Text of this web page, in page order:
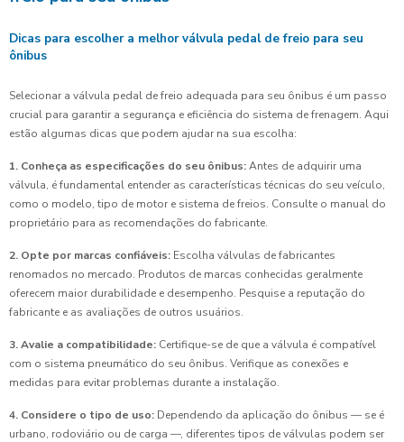
Dicas para escolher a melhor válvula pedal de freio para seu
ônibus
Selecionar a válvula pedal de freio adequada para seu ônibus é um passo
crucial para garantir a segurança e eficiência do sistema de frenagem. Aqui
estão algumas dicas que podem ajudar na sua escolha:
1. Conheça as especificações do seu ônibus:Antes de adquirir uma
válvula, é fundamental entender as características técnicas do seu veículo,
como o modelo, tipo de motor e sistema de freios. Consulte o manual do
proprietário para as recomendações do fabricante.
2. Opte por marcas confiáveis: Escolha válvulas de fabricantes
renomados no mercado. Produtos de marcas conhecidas geralmente
oferecem maior durabilidade e desempenho. Pesquise a reputação do
fabricante e as avaliações de outros usuários.
3. Avalie a compatibilidade: Certifique-se de que a válvula é compatível
com o sistema pneumático do seu ônibus. Verifique as conexões e
medidas para evitar problemas durante a instalação.
4. Considere o tipo de uso: Dependendo da aplicação do ônibus — se é
urbano, rodoviário ou de carga —, diferentes tipos de válvulas podem ser